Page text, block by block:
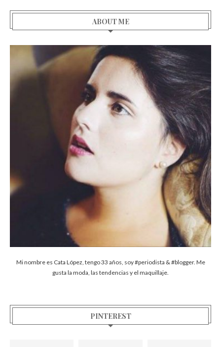
ABOUT ME
Mi nombre es Cata López, tengo 33 años, soy #periodista & #blogger. Me
gusta la moda, las tendencias y el maquillaje.
PINTEREST